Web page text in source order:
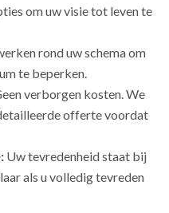
om uw visie tot leven te
rond uw schema om
te beperken.
verborgen kosten. We
offerte voordat
Uw tevredenheid staat bij
als u volledig tevreden